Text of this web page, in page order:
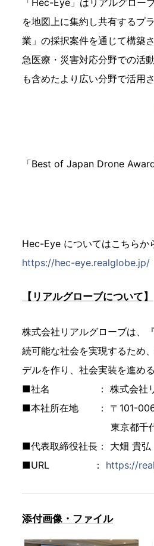
「Hec-Eye」はリアルグロー
を地図上に集約し共有するプ
業」の採択案件を通じて構築
急医療・災害対応分野での活
も含めたより広い分野で活用
「Best of Japan Drone
Hec-Eye についてはこちらか
https://hec-eye.realglobe.jp/
【リアルグローブについて】
株式会社リアルグローブは、
続可能な社会を実現するため
デルを作り、社会実装を進め
■社名 ： 株式会社リ
■本社所在地 ： 〒101-
東京都千代田区神
■代表取締役社長： 大畑 貴弘
■URL ： https://
添付画像・ファイル